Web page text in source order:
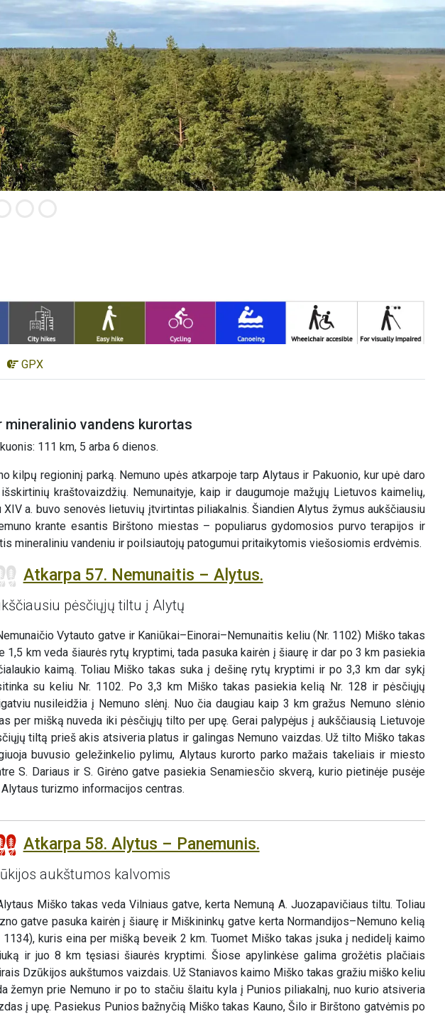
GPX
vandens kurortas
111 km, 5 arba 6 dienos.
kilpų regioninį parką. Nemuno upės atkarpoje tarp Alytaus ir Pakuonio, kur upė daro
kraštovaizdžių. Nemunaityje, kaip ir daugumoje mažųjų Lietuvos kaimelių,
a. buvo senovės lietuvių įtvirtintas piliakalnis. Šiandien Alytus žymus aukščiausiu
krante esantis Birštono miestas – populiarus gydomosios purvo terapijos ir
mineraliniu vandeniu ir poilsiautojų patogumui pritaikytomis viešosiomis erdvėmis.
Atkarpa 57. Nemunaitis – Alytus.
pėsčiųjų tiltu į Alytų
Vytauto gatve ir Kaniūkai–Einorai–Nemunaitis keliu (Nr. 1102) Miško takas
1,5 km veda šiaurės rytų kryptimi, tada pasuka kairėn į šiaurę ir dar po 3 km pasiekia
kaimą. Toliau Miško takas suka į dešinę rytų kryptimi ir po 3,3 km dar sykį
su keliu Nr. 1102. Po 3,3 km Miško takas pasiekia kelią Nr. 128 ir pėsčiųjų
nusileidžia į Nemuno slėnį. Nuo čia daugiau kaip 3 km gražus Nemuno slėnio
per mišką nuveda iki pėsčiųjų tilto per upę. Gerai palypėjus į aukščiausią Lietuvoje
tiltą prieš akis atsiveria platus ir galingas Nemuno vaizdas. Už tilto Miško takas
buvusio geležinkelio pylimu, Alytaus kurorto parko mažais takeliais ir miesto
S. Dariaus ir S. Girėno gatve pasiekia Senamiesčio skverą, kurio pietinėje pusėje
turizmo informacijos centras.
Atkarpa 58. Alytus – Panemunis.
aukštumos kalvomis
Miško takas veda Vilniaus gatve, kerta Nemuną A. Juozapavičiaus tiltu. Toliau
gatve pasuka kairėn į šiaurę ir Miškininkų gatve kerta Normandijos–Nemuno kelią
1134), kuris eina per mišką beveik 2 km. Tuomet Miško takas įsuka į nedidelį kaimo
ir juo 8 km tęsiasi šiaurės kryptimi. Šiose apylinkėse galima grožėtis plačiais
Dzūkijos aukštumos vaizdais. Už Staniavos kaimo Miško takas gražiu miško keliu
žemyn prie Nemuno ir po to stačiu šlaitu kyla į Punios piliakalnį, nuo kurio atsiveria
į upę. Pasiekus Punios bažnyčią Miško takas Kauno, Šilo ir Birštono gatvėmis po